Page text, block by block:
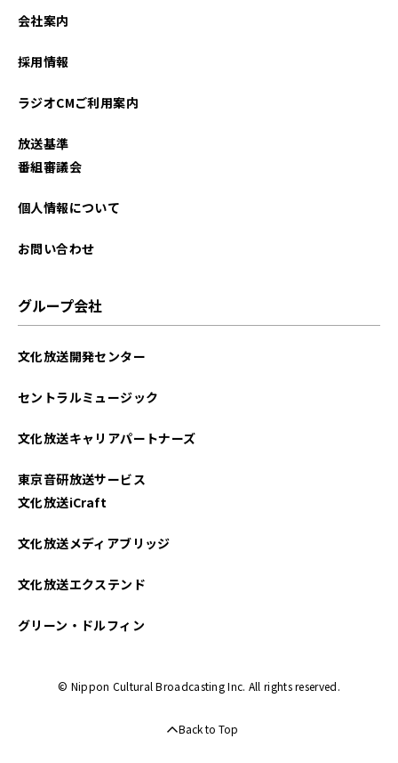
会社案内
採用情報
ラジオCMご利用案内
放送基準
番組審議会
個人情報について
お問い合わせ
グループ会社
文化放送開発センター
セントラルミュージック
文化放送キャリアパートナーズ
東京音研放送サービス
文化放送iCraft
文化放送メディアブリッジ
文化放送エクステンド
グリーン・ドルフィン
© Nippon Cultural Broadcasting Inc. All rights reserved.
Back to Top